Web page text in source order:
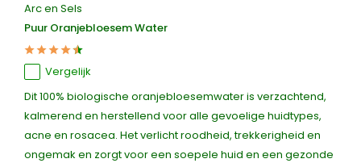
Arc en Sels
Puur Oranjebloesem Water
Vergelijk
Dit 100% biologische oranjebloesemwater is verzachtend,
kalmerend en herstellend voor alle gevoelige huidtypes,
acne en rosacea. Het verlicht roodheid, trekkerigheid en
ongemak en zorgt voor een soepele huid en een gezonde